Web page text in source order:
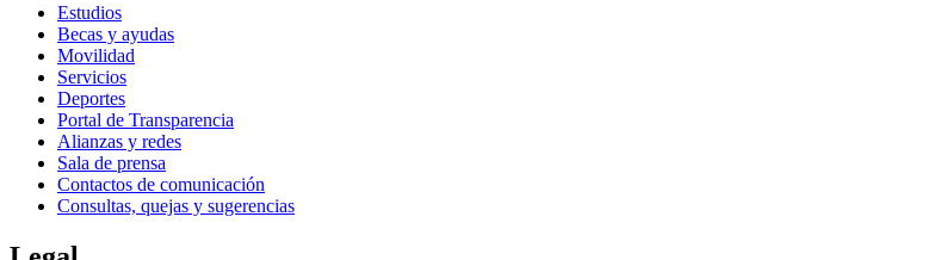
Estudios
Becas y ayudas
Movilidad
Servicios
Deportes
Portal de Transparencia
Alianzas y redes
Sala de prensa
Contactos de comunicación
Consultas, quejas y sugerencias